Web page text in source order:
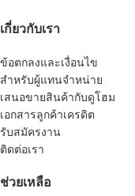
เกี่ยวกับเรา
ข้อตกลงและเงื่อนไข
สำหรับผู้แทนจำหน่าย
เสนอขายสินค้ากับดูโฮม
เอกสารลูกค้าเครดิต
รับสมัครงาน
ติดต่อเรา
ช่วยเหลือ